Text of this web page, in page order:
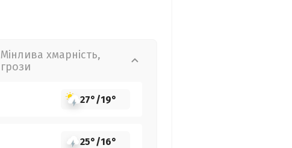
Мінлива хмарність,
грози
27°/19°
25°/16°